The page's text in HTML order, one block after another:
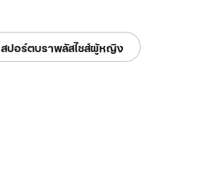
สปอร์ตบราพลัสไซส์ผู้หญิง